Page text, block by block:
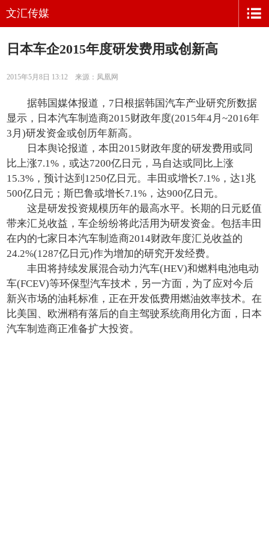
文汇传媒
日本车企2015年度研发费用或创新高
2015年5月8日 13:12 来源：凤凰网
据韩国媒体报道，7日根据韩国汽车产业研究所数据
显示，日本汽车制造商2015财政年度(2015年4月~2016年
3月)研发资金或创历年新高。
日本舆论报道，本田2015财政年度的研发费用或同
比上涨7.1%，或达7200亿日元，马自达或同比上涨
15.3%，预计达到1250亿日元。丰田或增长7.1%，达1兆
500亿日元；斯巴鲁或增长7.1%，达900亿日元。
这是研发投资规模历年的最高水平。长期的日元贬值
带来汇兑收益，车企纷纷将此活用为研发资金。包括丰田
在内的七家日本汽车制造商2014财政年度汇兑收益的
24.2%(1287亿日元)作为增加的研究开发经费。
丰田将持续发展混合动力汽车(HEV)和燃料电池电动
车(FCEV)等环保型汽车技术，另一方面，为了应对今后
新兴市场的油耗标准，正在开发低费用燃油效率技术。在
比美国、欧洲稍有落后的自主驾驶系统商用化方面，日本
汽车制造商正准备扩大投资。